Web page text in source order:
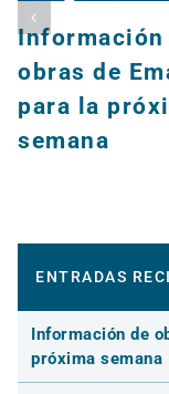
Información
obras de
para la
semana
ENTRADAS
Información de
próxima semana